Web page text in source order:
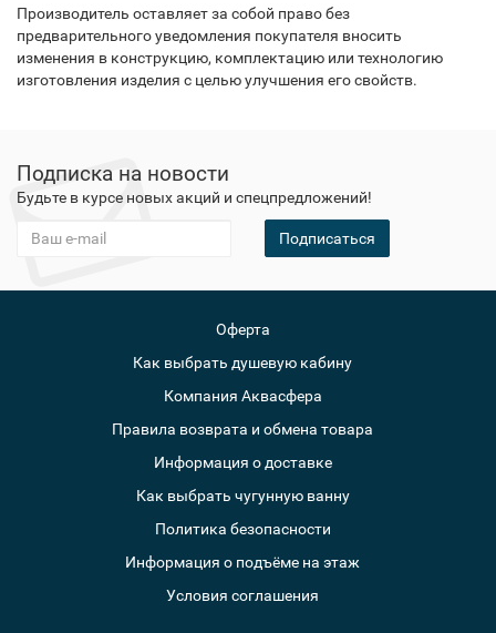
Производитель оставляет за собой право без
предварительного уведомления покупателя вносить
изменения в конструкцию, комплектацию или технологию
изготовления изделия с целью улучшения его свойств.
Подписка на новости
Будьте в курсе новых акций и спецпредложений!
Подписаться
Оферта
Как выбрать душевую кабину
Компания Аквасфера
Правила возврата и обмена товара
Информация о доставке
Как выбрать чугунную ванну
Политика безопасности
Информация о подъёме на этаж
Условия соглашения